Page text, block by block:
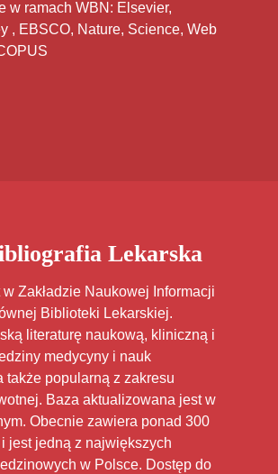
w ramach WBN: Elsevier,
, EBSCO, Nature, Science, Web
Lekarska
Zakładzie Naukowej Informacji
Biblioteki Lekarskiej.
literaturę naukową, kliniczną i
medycyny i nauk
także popularną z zakresu
Baza aktualizowana jest w
Obecnie zawiera ponad 300
jest jedną z największych
w Polsce. Dostęp do